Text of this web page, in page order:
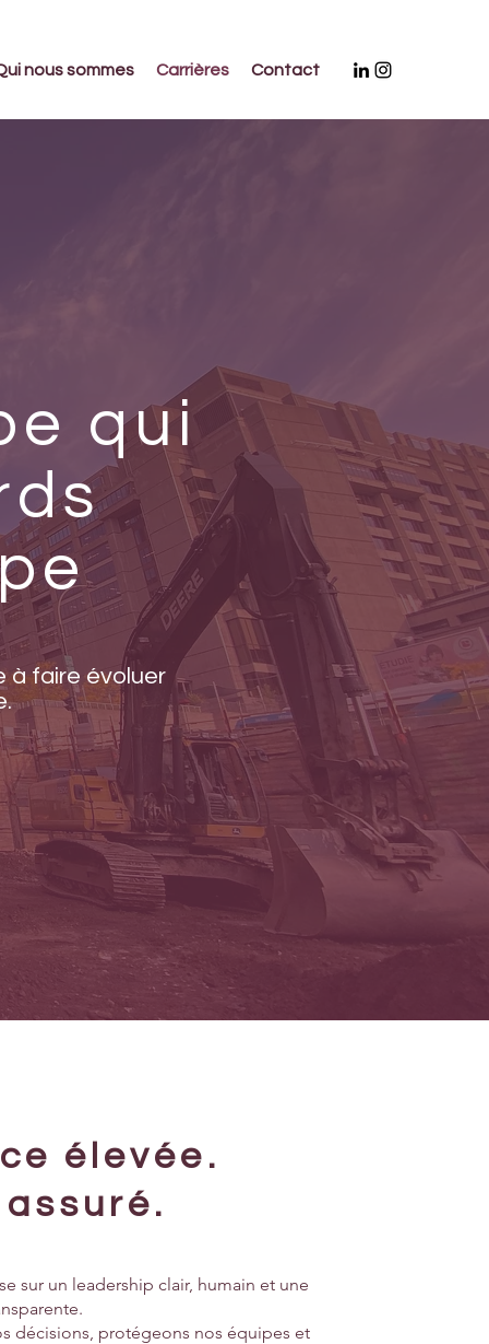
nous sommes Carrières Contact
qui
à faire évoluer
élevée.
sur un leadership clair, humain et une
décisions, protégeons nos équipes et